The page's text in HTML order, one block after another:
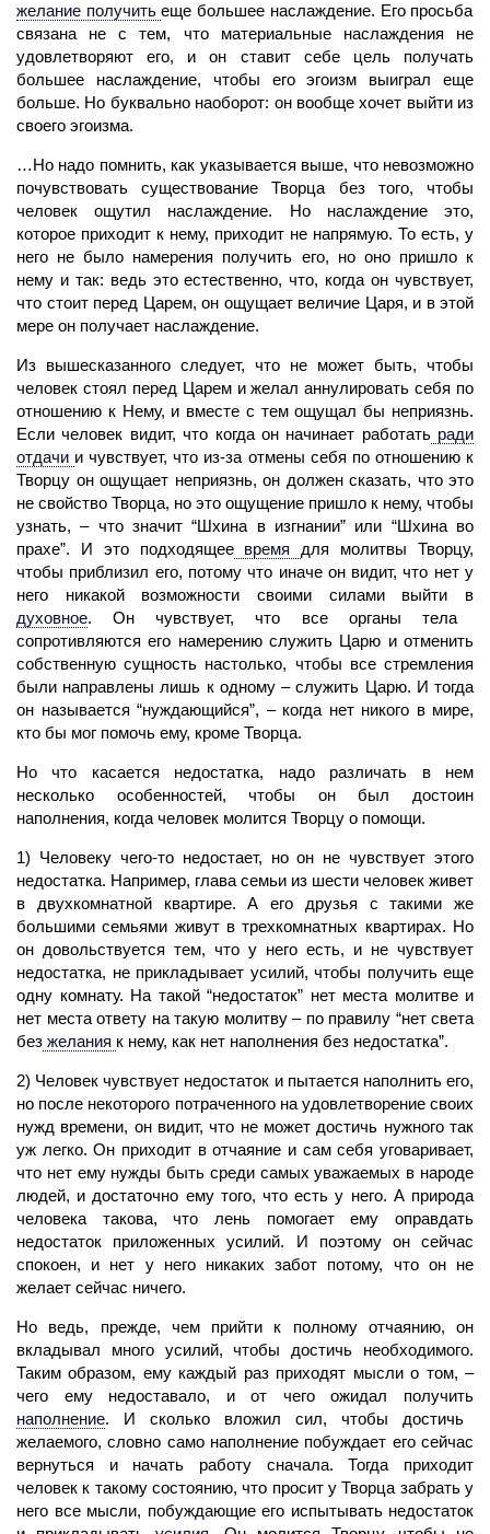
желание получитьеще большее наслаждение. Его просьба
связана не с тем, что материальные наслаждения не
удовлетворяют его, и он ставит себе цель получать
большее наслаждение, чтобы его эгоизм выиграл еще
больше. Но буквально наоборот: он вообще хочет выйти из
своего эгоизма.
…Но надо помнить, как указывается выше, что невозможно
почувствовать существование Творца без того, чтобы
человекощутил наслаждение. Но наслаждение это,
которое приходит к нему, приходит не напрямую. То есть, у
него не было намерения получить его, но оно пришло к
нему и так: ведь это естественно, что, когда он чувствует,
что стоит перед Царем, он ощущает величие Царя, и в этой
мере он получает наслаждение.
Из вышесказанного следует, что не может быть, чтобы
человек стоял перед Царем и желал аннулировать себя по
отношению к Нему, и вместе с тем ощущал бы неприязнь.
Если человек видит, что когда он начинает работатьради
отдачи и чувствует, что из-за отмены себя по отношению к
Творцу он ощущает неприязнь, он должен сказать, что это
не свойство Творца, но это ощущение пришло к нему, чтобы
узнать, – что значит “Шхина в изгнании” или “Шхина во
прахе”. И это подходящеевремя для молитвы Творцу,
чтобы приблизил его, потому что иначе он видит, что нет у
него никакой возможности своими силами выйти в
духовное. Он чувствует, что все органы тела
сопротивляются его намерению служить Царю и отменить
собственную сущность настолько, чтобы все стремления
были направлены лишь к одному – служить Царю. И тогда
он называется “нуждающийся”, – когда нет никого в мире,
кто бы мог помочь ему, кроме Творца.
Но что касается недостатка, надо различать в нем
несколько особенностей, чтобы он был достоин
наполнения, когда человек молится Творцу о помощи.
1) Человеку чего-то недостает, но он не чувствует этого
недостатка. Например, глава семьи из шести человек живет
в двухкомнатной квартире. А его друзья с такими же
большими семьями живут в трехкомнатных квартирах. Но
он довольствуется тем, что у него есть, и не чувствует
недостатка, не прикладывает усилий, чтобы получить еще
одну комнату. На такой “недостаток” нет места молитве и
нет места ответу на такую молитву – по правилу “нет света
без желания к нему, как нет наполнения без недостатка”.
2) Человекчувствует недостаток и пытается наполнить его,
но после некоторого потраченного на удовлетворение своих
нужд времени, он видит, что не может достичь нужного так
уж легко. Он приходит в отчаяние и сам себя уговаривает,
что нет ему нужды быть среди самых уважаемых в народе
людей, и достаточно ему того, что есть у него. А природа
человека такова, что лень помогает ему оправдать
недостаток приложенных усилий. И поэтому он сейчас
спокоен, и нет у него никаких забот потому, что он не
желает сейчас ничего.
Но ведь, прежде, чем прийти к полному отчаянию, он
вкладывал много усилий, чтобы достичь необходимого.
Таким образом, ему каждый раз приходят мысли о том, –
чего ему недоставало, и от чего ожидал получить
наполнение. И сколько вложил сил, чтобы достичь
желаемого, словно само наполнение побуждает его сейчас
вернуться и начать работу сначала. Тогда приходит
человек к такому состоянию, что просит у Творца забрать у
него все мысли, побуждающие его испытывать недостаток